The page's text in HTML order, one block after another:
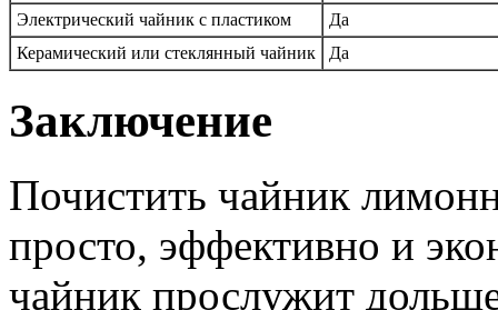
Электрический чайник с пластиком
Да
Керамический или стеклянный чайник
Да
Заключение
Почистить чайник
просто, эффективно и
чайник прослужит